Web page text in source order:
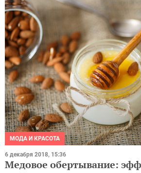
МОДА И КРАСОТА
6 декабря 2018, 15:36
Медовое обертывание: